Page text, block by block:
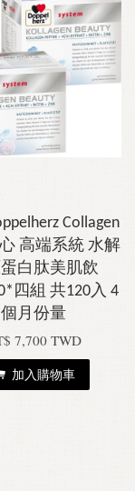
Collagen
高端系統 水解
白肽美肌飲
四組 共120入 4
個月份量
7,700 TWD
加入購物車